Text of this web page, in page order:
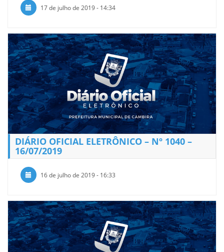
17 de julho de 2019 - 14:34
DIÁRIO OFICIAL ELETRÔNICO – Nº 1040 –
16/07/2019
16 de julho de 2019 - 16:33